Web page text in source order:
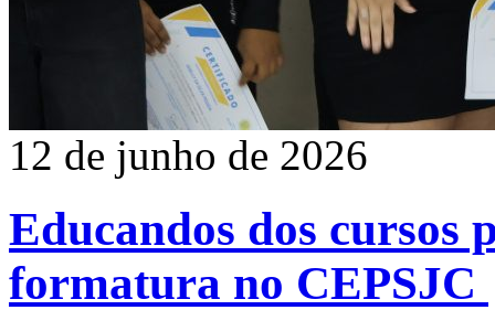
12 de junho de 2026
Educandos dos cursos
formatura no CEPSJC